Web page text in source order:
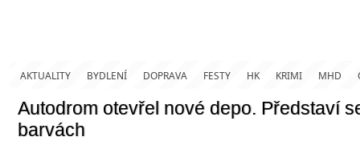
AKTUALITY BYDLENÍ DOPRAVA FESTY HK KRIMI MHD
Autodrom otevřel nové depo. Představí
barvách